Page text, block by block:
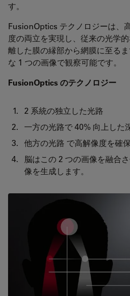
す。
FusionOptics テクノロジーは、
度の両立を実現し、従来の光学
離した膜の縁部から網膜に至る
な 1 つの画像で観察可能です。
FusionOptics のテクノロジー
2 系統の独立した光路
一方の光路で 40% 向上した
他方の光路 で高解像度を確保
脳はこの 2 つの画像を融合
像を生成します。